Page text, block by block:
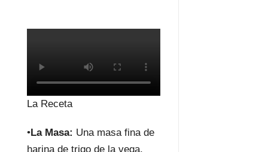
La Receta
•La Masa: Una masa fina de
harina de trigo de la vega,